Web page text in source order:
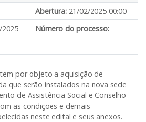
Abertura: 21/02/2025 00:00
Número do processo:
por objeto a aquisição de
que serão instalados na nova sede
de Assistência Social e Conselho
as condições e demais
neste edital e seus anexos.